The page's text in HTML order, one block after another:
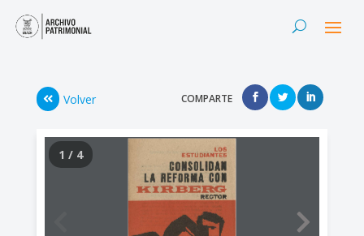
Volver COMPARTE
1 / 4